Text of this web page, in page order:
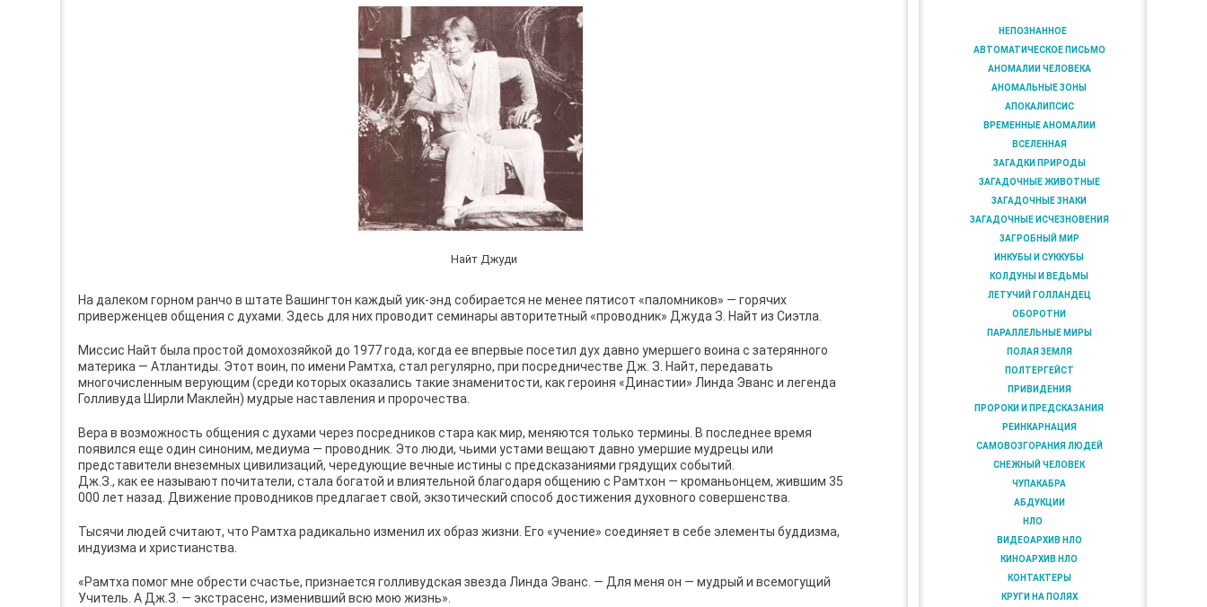
Найт Джуди
На далеком горном ранчо в штате Вашингтон каждый уик-энд собирается не менее пятисот «паломников» — горячих
приверженцев общения с духами. Здесь для них проводит семинары авторитетный «проводник» Джуда З. Найт из Сиэтла.
Миссис Найт была простой домохозяйкой до 1977 года, когда ее впервые посетил дух давно умершего воина с затерянного
материка — Атлантиды. Этот воин, по имени Рамтха, стал регулярно, при посредничестве Дж. З. Найт, передавать
многочисленным верующим (среди которых оказались такие знаменитости, как героиня «Династии» Линда Эванс и легенда
Голливуда Ширли Маклейн) мудрые наставления и пророчества.
Вера в возможность общения с духами через посредников стара как мир, меняются только термины. В последнее время
появился еще один синоним, медиума — проводник. Это люди, чьими устами вещают давно умершие мудрецы или
представители внеземных цивилизаций, чередующие вечные истины с предсказаниями грядущих событий.
Дж.З., как ее называют почитатели, стала богатой и влиятельной благодаря общению с Рамтхон — кроманьонцем, жившим 35
000 лет назад. Движение проводников предлагает свой, экзотический способ достижения духовного совершенства.
Тысячи людей считают, что Рамтха радикально изменил их образ жизни. Его «учение» соединяет в себе элементы буддизма,
индуизма и христианства.
«Рамтха помог мне обрести счастье, признается голливудская звезда Линда Эванс. — Для меня он — мудрый и всемогущий
Учитель. А Дж.З. — экстрасенс, изменивший всю мою жизнь».
НЕПОЗНАННОЕ
АВТОМАТИЧЕСКОЕ ПИСЬМО
АНОМАЛИИ ЧЕЛОВЕКА
АНОМАЛЬНЫЕ ЗОНЫ
АПОКАЛИПСИС
ВРЕМЕННЫЕ АНОМАЛИИ
ВСЕЛЕННАЯ
ЗАГАДКИ ПРИРОДЫ
ЗАГАДОЧНЫЕ ЖИВОТНЫЕ
ЗАГАДОЧНЫЕ ЗНАКИ
ЗАГАДОЧНЫЕ ИСЧЕЗНОВЕНИЯ
ЗАГРОБНЫЙ МИР
ИНКУБЫ И СУККУБЫ
КОЛДУНЫ И ВЕДЬМЫ
ЛЕТУЧИЙ ГОЛЛАНДЕЦ
ОБОРОТНИ
ПАРАЛЛЕЛЬНЫЕ МИРЫ
ПОЛАЯ ЗЕМЛЯ
ПОЛТЕРГЕЙСТ
ПРИВИДЕНИЯ
ПРОРОКИ И ПРЕДСКАЗАНИЯ
РЕИНКАРНАЦИЯ
САМОВОЗГОРАНИЯ ЛЮДЕЙ
СНЕЖНЫЙ ЧЕЛОВЕК
ЧУПАКАБРА
АБДУКЦИИ
НЛО
ВИДЕОАРХИВ НЛО
КИНОАРХИВ НЛО
КОНТАКТЕРЫ
КРУГИ НА ПОЛЯХ